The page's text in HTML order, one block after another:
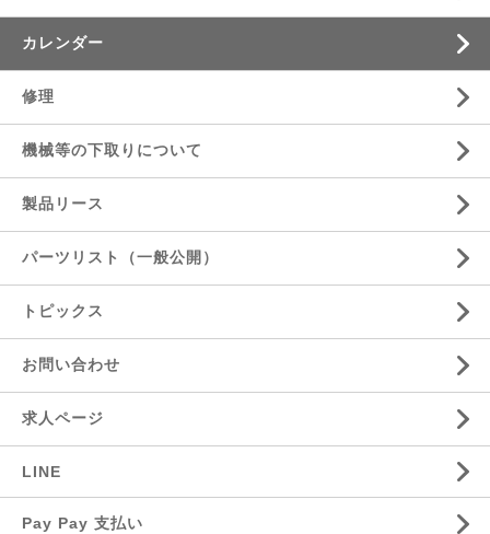
カレンダー
修理
機械等の下取りについて
製品リース
パーツリスト（一般公開）
トピックス
お問い合わせ
求人ページ
LINE
Pay Pay 支払い